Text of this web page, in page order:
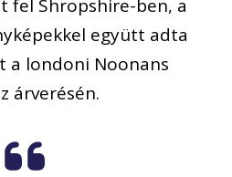
fel Shropshire-ben, a
együtt adta
a londoni Noonans
árverésén.